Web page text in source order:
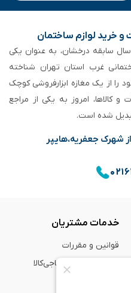
و خرید لوازم ساختمان
هایپر ساختمانی خاجی‌ با بیش از ۵۰ سال سابقه‌ درخشان، به عنوان یکی
غرب استان تهران شناخته
را از یک مغازه ابزارفروشی کوچک
کالاها، امروز به یکی از مراجع
شده است.
شهرک جعفریه،هایپر
خدمات مشتریان
قوانین و مقررات
راهنمای خرید از خاجی‌کالا